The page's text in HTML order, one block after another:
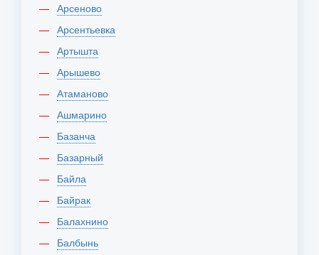
Арсеново
Арсентьевка
Артышта
Арышево
Атаманово
Ашмарино
Базанча
Базарный
Байла
Байрак
Балахнино
Балбынь